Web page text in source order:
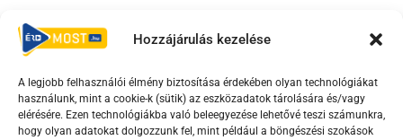
Hozzájárulás kezelése
A legjobb felhasználói élmény biztosítása érdekében olyan technológiákat
használunk, mint a cookie-k (sütik) az eszközadatok tárolására és/vagy
elérésére. Ezen technológiákba való beleegyezése lehetővé teszi számunkra,
hogy olyan adatokat dolgozzunk fel, mint például a böngészési szokások
Irányelvek
F
a
Y
o
T
i